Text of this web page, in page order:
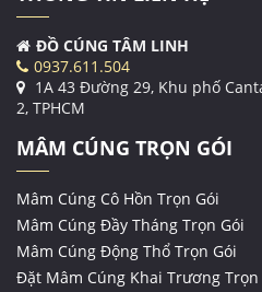
ĐỒ CÚNG TÂM LINH
0937.611.504
1A 43 Đường 29, Khu phố
2, TPHCM
MÂM CÚNG TRỌN GÓI
Mâm Cúng Cô Hồn Trọn Gói
Mâm Cúng Đầy Tháng Trọn Gói
Mâm Cúng Động Thổ Trọn Gói
Đặt Mâm Cúng Khai Trương Trọn